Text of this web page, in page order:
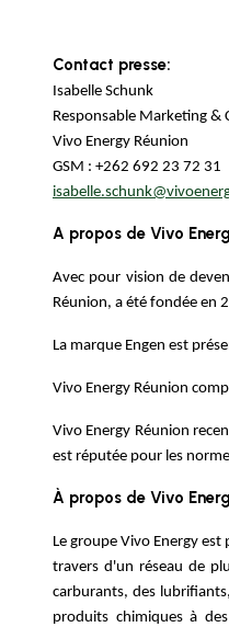
Contact presse:
Isabelle Schunk
Responsable Marketing &
Vivo Energy Réunion
GSM : +262 692 23 72 31
A propos de Vivo
Avec pour vision de
Réunion, a été fondée en
La marque Engen est
Vivo Energy Réunion
Vivo Energy Réunion
est réputée pour les
À propos de Vivo
Le groupe Vivo Energy
travers d'un réseau de
carburants, des
produits chimiques à